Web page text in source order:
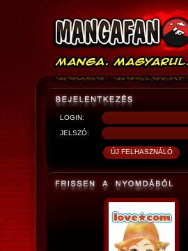
LOGIN:
JELSZÓ: